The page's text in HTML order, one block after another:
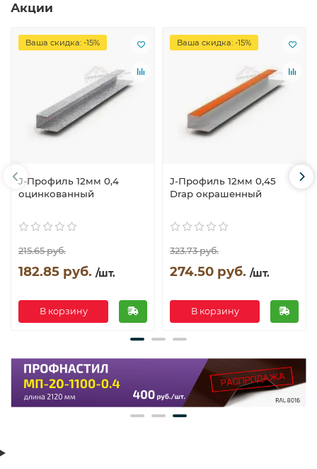
Акции
Ваша скидка: -15%
J-Профиль 12мм 0,4
оцинкованный
215.65 руб.
182.85 руб. /шт.
В корзину
Ваша скидка: -15%
J-Профиль 12мм 0,45
Drap окрашенный
323.73 руб.
274.50 руб. /шт.
В корзину